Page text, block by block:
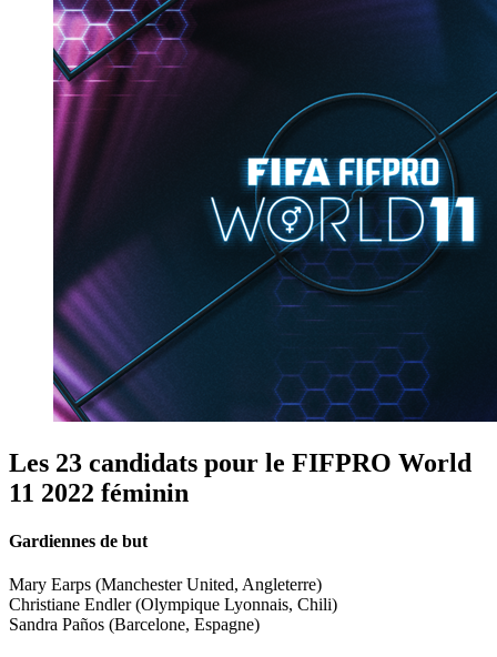
Les 23 candidats pour le FIFPRO World
11 2022 féminin
Gardiennes de but
Mary Earps (Manchester United, Angleterre)
Christiane Endler (Olympique Lyonnais, Chili)
Sandra Paños (Barcelone, Espagne)